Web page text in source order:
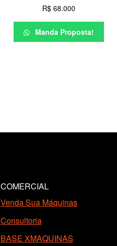
R$68.000
Manda Proposta!
COMERCIAL
Venda Sua Máquinas
Consultoria
BASE XMAQUINAS